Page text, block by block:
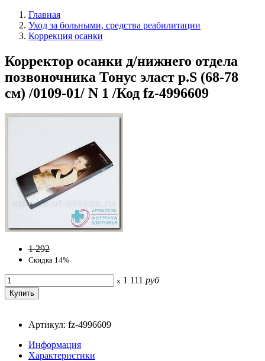
Главная
Уход за больными, средства реабилитации
Коррекция осанки
Корректор осанки д/нижнего отдела
позвоночника Тонус эласт р.S (68-78
см) /0109-01/ N 1 /Код fz-4996609
1 292
Скидка 14%
x 1 111 руб
Артикул: fz-4996609
Информация
Характеристики